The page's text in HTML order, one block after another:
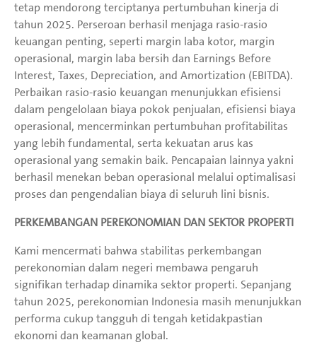
tetap mendorong terciptanya pertumbuhan kinerja di
tahun 2025. Perseroan berhasil menjaga rasio-rasio
keuangan penting, seperti margin laba kotor, margin
operasional, margin laba bersih dan Earnings Before
Interest, Taxes, Depreciation, and Amortization (EBITDA).
Perbaikan rasio-rasio keuangan menunjukkan efisiensi
dalam pengelolaan biaya pokok penjualan, efisiensi biaya
operasional, mencerminkan pertumbuhan profitabilitas
yang lebih fundamental, serta kekuatan arus kas
operasional yang semakin baik. Pencapaian lainnya yakni
berhasil menekan beban operasional melalui optimalisasi
proses dan pengendalian biaya di seluruh lini bisnis.
PERKEMBANGAN PEREKONOMIAN DAN SEKTOR PROPERTI
Kami mencermati bahwa stabilitas perkembangan
perekonomian dalam negeri membawa pengaruh
signifikan terhadap dinamika sektor properti. Sepanjang
tahun 2025, perekonomian Indonesia masih menunjukkan
performa cukup tangguh di tengah ketidakpastian
ekonomi dan keamanan global.